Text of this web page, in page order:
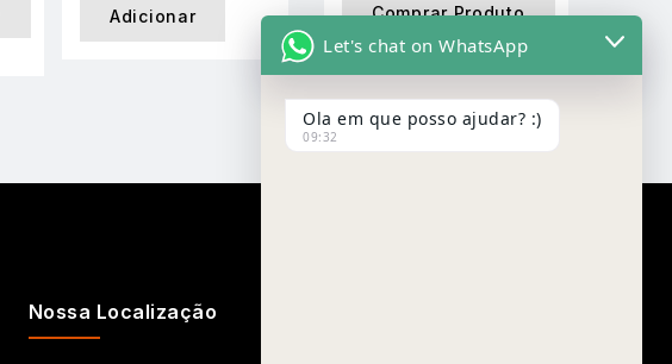
Adicionar Comprar Produto
Nossa Localização
Let's chat on WhatsApp
Ola em que posso ajudar? :)
09:32